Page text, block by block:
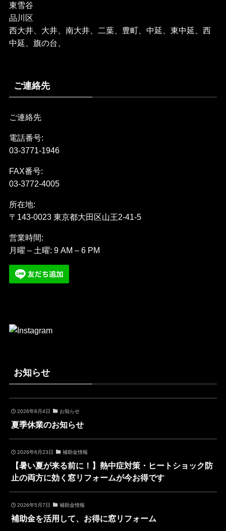
東雪谷
品川区
西大井、大井、南大井、二葉、豊町、中延、東中延、西
中延、旗の台、
ご連絡先
ご連絡先
電話番号:
03-3771-1946
FAX番号:
03-3772-4005
所在地:
〒143-0023 東京都大田区山王2-41-5
営業時間:
月曜 – 土曜: 9 AM – 6 PM
お知らせ
2026年8月4日 お知らせ
夏季休業のお知らせ
2026年6月23日 補助金情報
【暑い夏が来る前に！】熱中症対策・ヒートショック防
止の両方に効く窓リフォームが今お得です
2026年5月7日 補助金情報
補助金を活用して、お得に窓リフォーム